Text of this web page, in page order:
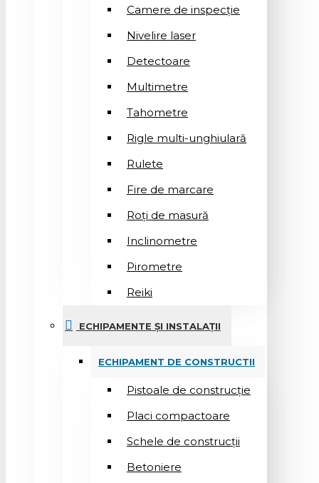
Camere de inspecție
Nivelire laser
Detectoare
Multimetre
Tahometre
Rigle multi-unghiulară
Rulete
Fire de marcare
Roți de masură
Inclinometre
Pirometre
Reiki
ECHIPAMENTE ȘI INSTALAȚII
ECHIPAMENT DE CONSTRUCTII
Pistoale de construcție
Placi compactoare
Schele de construcții
Betoniere